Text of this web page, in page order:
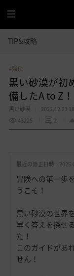
全
体
TIP&攻略
#強化
黒い砂漠が初
備したA to Z！
黒い砂漠
2022.12.21
43225
2
最近の修正日時 :
冒険への第一歩
うこそ！
黒い砂漠の世界
早く答えを探せ
た！
このガイドがあ
せん！